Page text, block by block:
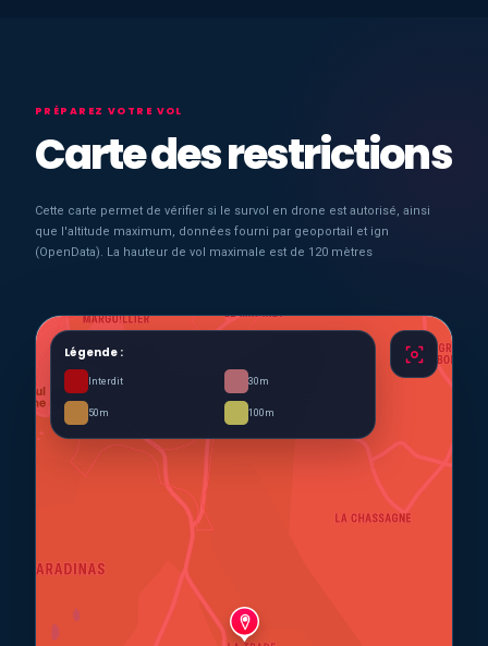
PRÉPAREZ VOTRE VOL
Carte des restrictions
Cette carte permet de vérifier si le survol en drone est autorisé, ainsi
que l'altitude maximum, données fourni par geoportail et ign
(OpenData). La hauteur de vol maximale est de 120 mètres
Légende :
Interdit 30m
50m 100m